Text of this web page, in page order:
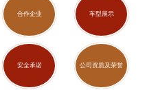
联系方式
新闻中心
安全承诺
合作企业 车型展示
安全承诺 公司资质及荣誉